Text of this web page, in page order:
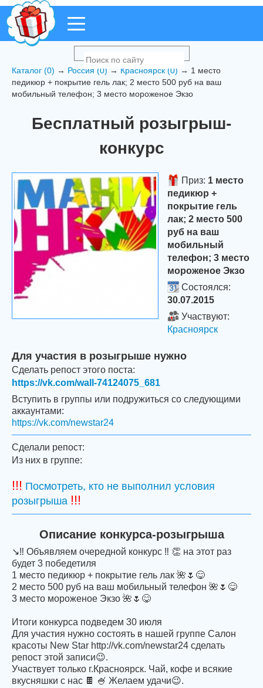
Каталог (0) → Россия (0) → Красноярск (0) → 1 место
педикюр + покрытие гель лак; 2 место 500 руб на ваш
мобильный телефон; 3 место мороженое Экзо
Бесплатный розыгрыш-
конкурс
Приз: 1 место
педикюр +
покрытие гель
лак; 2 место 500
руб на ваш
мобильный
телефон; 3 место
мороженое Экзо
Состоялся:
30.07.2015
Участвуют:
Красноярск
Для участия в розыгрыше нужно
Сделать репост этого поста:
https://vk.com/wall-74124075_681
Вступить в группы или подружиться со следующими
аккаунтами:
https://vk.com/newstar24
Сделали репост:
Из них в группе:
!!! Посмотреть, кто не выполнил условия
розыгрыша !!!
Описание конкурса-розыгрыша
↘‼ Объявляем очередной конкурс ‼ 👏 на этот раз
будет 3 победетиля
1 место педикюр + покрытие гель лак 🌺🌷😋
2 место 500 руб на ваш мобильный телефон 🌺🌷😋
3 место мороженое Экзо 🌺🌷😋
Итоги конкурса подведем 30 июля
Для участия нужно состоять в нашей группе Салон
красоты New Star http://vk.com/newstar24 сделать
репост этой записи😉.
Участвует только г.Красноярск. Чай, кофе и всякие
вкусняшки с нас 🍫 🍧 Желаем удачи😉.